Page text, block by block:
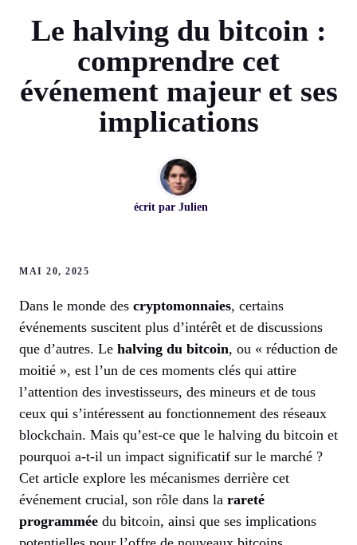
Le halving du bitcoin :
comprendre cet
événement majeur et ses
implications
écrit par Julien
MAI 20, 2025
Dans le monde des cryptomonnaies, certains
événements suscitent plus d’intérêt et de discussions
que d’autres. Le halving du bitcoin, ou « réduction de
moitié », est l’un de ces moments clés qui attire
l’attention des investisseurs, des mineurs et de tous
ceux qui s’intéressent au fonctionnement des réseaux
blockchain. Mais qu’est-ce que le halving du bitcoin et
pourquoi a-t-il un impact significatif sur le marché ?
Cet article explore les mécanismes derrière cet
événement crucial, son rôle dans la rareté
programmée du bitcoin, ainsi que ses implications